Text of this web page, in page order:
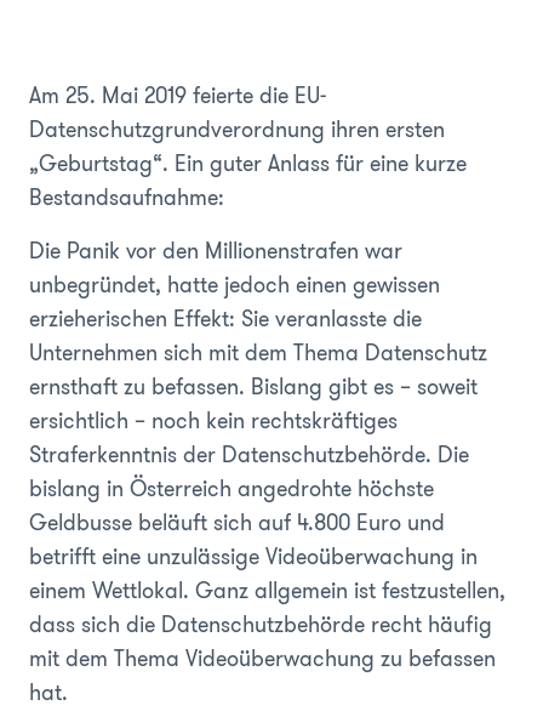
Am 25. Mai 2019 feierte die EU-
Datenschutzgrundverordnung ihren ersten
„Geburtstag“. Ein guter Anlass für eine kurze
Bestandsaufnahme:
Die Panik vor den Millionenstrafen war
unbegründet, hatte jedoch einen gewissen
erzieherischen Effekt: Sie veranlasste die
Unternehmen sich mit dem Thema Datenschutz
ernsthaft zu befassen. Bislang gibt es – soweit
ersichtlich – noch kein rechtskräftiges
Straferkenntnis der Datenschutzbehörde. Die
bislang in Österreich angedrohte höchste
Geldbusse beläuft sich auf 4.800 Euro und
betrifft eine unzulässige Videoüberwachung in
einem Wettlokal. Ganz allgemein ist festzustellen,
dass sich die Datenschutzbehörde recht häufig
mit dem Thema Videoüberwachung zu befassen
hat.